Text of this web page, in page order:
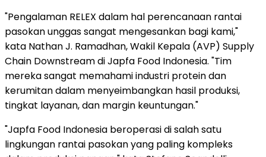
"Pengalaman RELEX dalam hal perencanaan rantai
pasokan unggas sangat mengesankan bagi kami,"
kata Nathan J. Ramadhan, Wakil Kepala (AVP) Supply
Chain Downstream di Japfa Food Indonesia. "Tim
mereka sangat memahami industri protein dan
kerumitan dalam menyeimbangkan hasil produksi,
tingkat layanan, dan margin keuntungan."
"Japfa Food Indonesia beroperasi di salah satu
lingkungan rantai pasokan yang paling kompleks